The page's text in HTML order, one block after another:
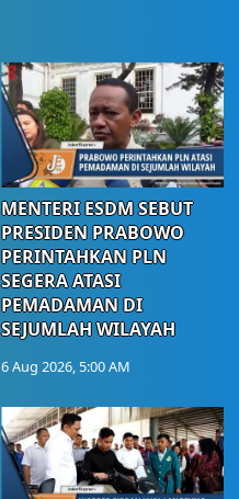
MENTERI ESDM SEBUT
PRESIDEN PRABOWO
PERINTAHKAN PLN
SEGERA ATASI
PEMADAMAN DI
SEJUMLAH WILAYAH
6 Aug 2026, 5:00 AM